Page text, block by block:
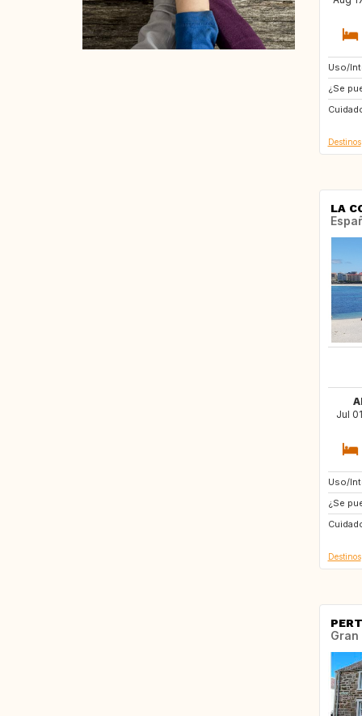
Uso/
¿Se
ES
ES
Destinos
LA
Jul
Uso/
¿Se
GB
SG17
GB
Destinos
Gran